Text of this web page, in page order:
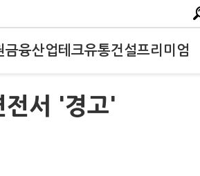
금융산업테크유통건설프리미엄
전서 '경고'